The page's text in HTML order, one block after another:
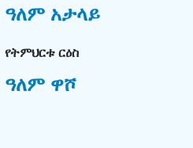
ዓለም አታላይ
የትምህርቱ ርዕስ
ዓለም ዋሾ